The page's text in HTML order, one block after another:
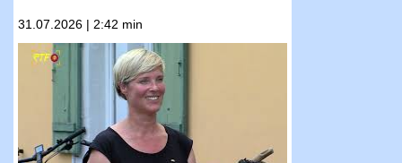
31.07.2026 | 2:42 min
RTF.1-Nachrichten: Sommertour mit Cindy
Holmberg: Mit dem Fahrrad nach Grafeneck